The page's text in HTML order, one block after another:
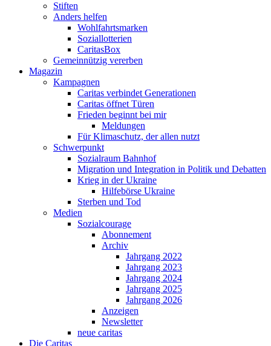
Stiften
Anders helfen
Wohlfahrtsmarken
Soziallotterien
CaritasBox
Gemeinnützig vererben
Magazin
Kampagnen
Caritas verbindet Generationen
Caritas öffnet Türen
Frieden beginnt bei mir
Meldungen
Für Klimaschutz, der allen nutzt
Schwerpunkt
Sozialraum Bahnhof
Migration und Integration in Politik und Debatten
Krieg in der Ukraine
Hilfebörse Ukraine
Sterben und Tod
Medien
Sozialcourage
Abonnement
Archiv
Jahrgang 2022
Jahrgang 2023
Jahrgang 2024
Jahrgang 2025
Jahrgang 2026
Anzeigen
Newsletter
neue caritas
Die Caritas